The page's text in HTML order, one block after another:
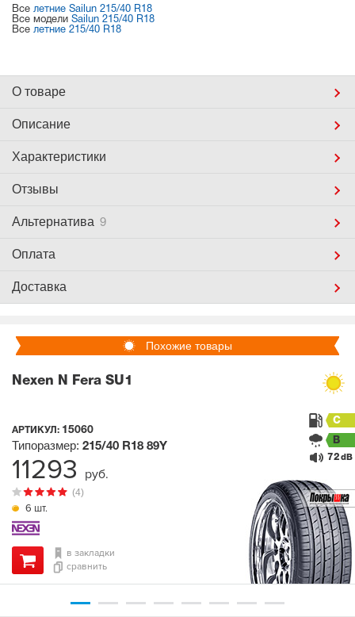
Все летние Sailun 215/40 R18
Все модели Sailun 215/40 R18
Все летние 215/40 R18
О товаре
Описание
Характеристики
Отзывы
Альтернатива 9
Оплата
Доставка
Похожие товары
Nexen N Fera SU1
АРТИКУЛ: 15060
6 шт.
(4)
Типоразмер: 215/40 R18 89Y
C
B
72 dB
в закладки
сравнить
11293 руб.